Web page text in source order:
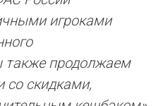
игроками
также продолжаем
со скидками,